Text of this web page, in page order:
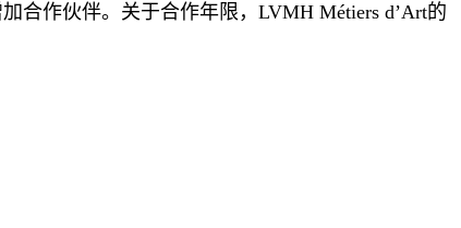
合作伙伴。关于合作年限，LVMH Métiers d’Art的